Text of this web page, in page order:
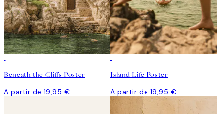
Beneath the Cliffs Poster
A partir de 19,95 €
Island Life Poster
A partir de 19,95 €